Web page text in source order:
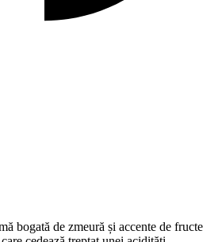
bogată de zmeură și accente de fructe